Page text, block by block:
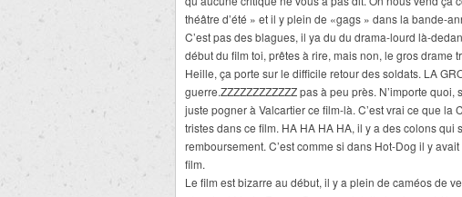
théâtre d’été » et il y plein de «gags » dans la bande-
C’est pas des blagues, il ya du du drama-lourd là-
début du film toi, prêtes à rire, mais non, le gros drame
Heille, ça porte sur le difficile retour des soldats. LA
guerre.ZZZZZZZZZZZZ pas à peu près. N’importe
juste pogner à Valcartier ce film-là. C’est vrai ce que
tristes dans ce film. HA HA HA HA, il y a des colons qui
remboursement. C’est comme si dans Hot-Dog il y
film.
Le film est bizarre au début, il y a plein de caméos de